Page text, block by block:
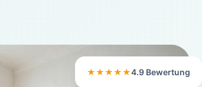
★★★★★4.9 Bewertung